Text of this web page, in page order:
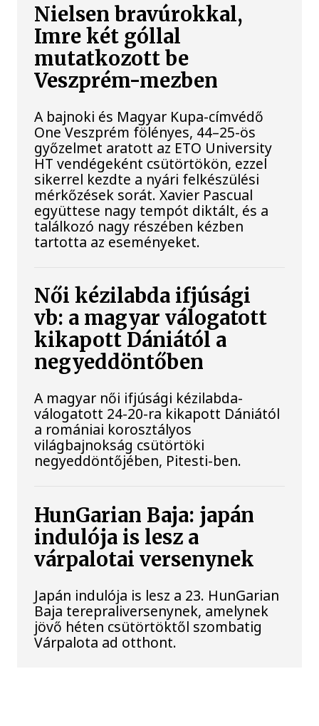
Nielsen bravúrokkal,
Imre két góllal
mutatkozott be
Veszprém-mezben
A bajnoki és Magyar Kupa-címvédő
One Veszprém fölényes, 44–25-ös
győzelmet aratott az ETO University
HT vendégeként csütörtökön, ezzel
sikerrel kezdte a nyári felkészülési
mérkőzések sorát. Xavier Pascual
együttese nagy tempót diktált, és a
találkozó nagy részében kézben
tartotta az eseményeket.
Női kézilabda ifjúsági
vb: a magyar válogatott
kikapott Dániától a
negyeddöntőben
A magyar női ifjúsági kézilabda-
válogatott 24-20-ra kikapott Dániától
a romániai korosztályos
világbajnokság csütörtöki
negyeddöntőjében, Pitesti-ben.
HunGarian Baja: japán
indulója is lesz a
várpalotai versenynek
Japán indulója is lesz a 23. HunGarian
Baja terepraliversenynek, amelynek
jövő héten csütörtöktől szombatig
Várpalota ad otthont.